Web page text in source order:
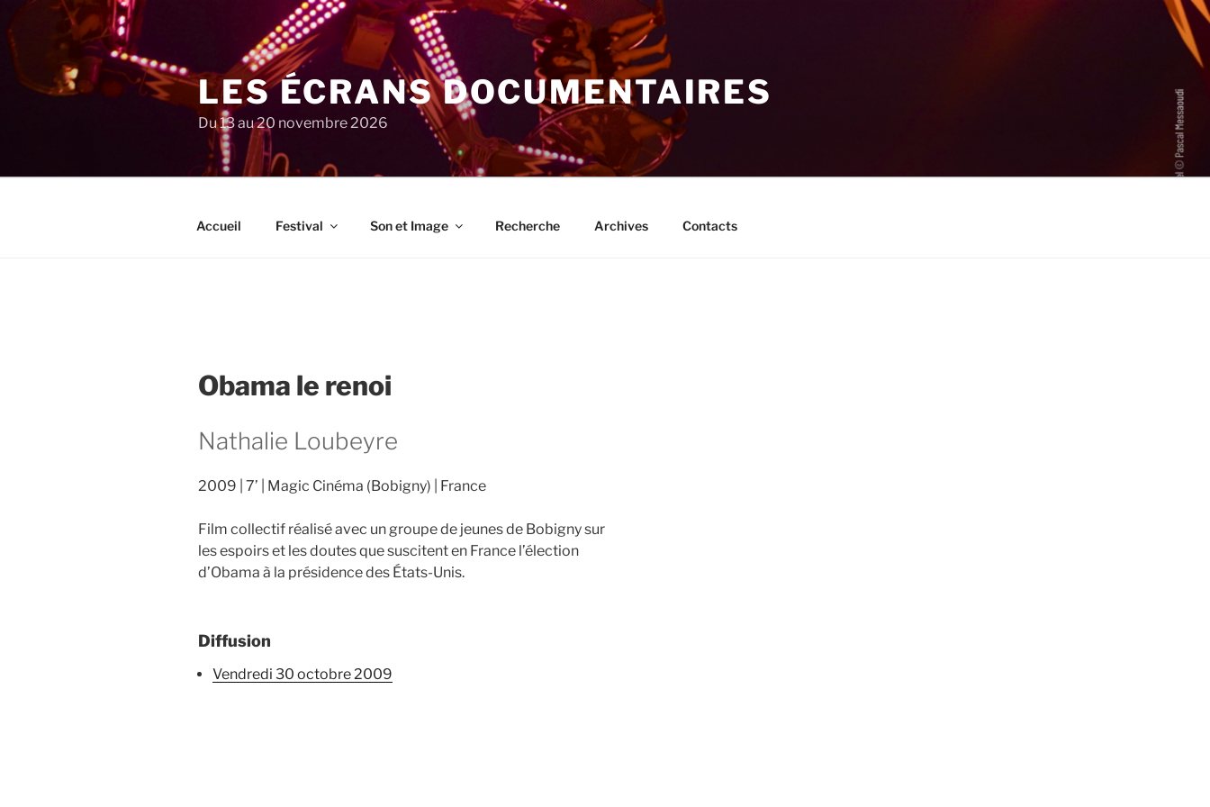
au
contenu
principal
LES ÉCRANS DOCUMENTAIRES
Du 13 au 20 novembre 2026
Accueil Festival Son et Image Recherche Archives Contacts
Obama le renoi
Nathalie Loubeyre
2009 7’ Magic Cinéma (Bobigny) France
Film collectif réalisé avec un groupe de jeunes de Bobigny sur
les espoirs et les doutes que suscitent en France l’élection
d’Obama à la présidence des États-Unis.
Diffusion
vendredi 30 octobre 2009